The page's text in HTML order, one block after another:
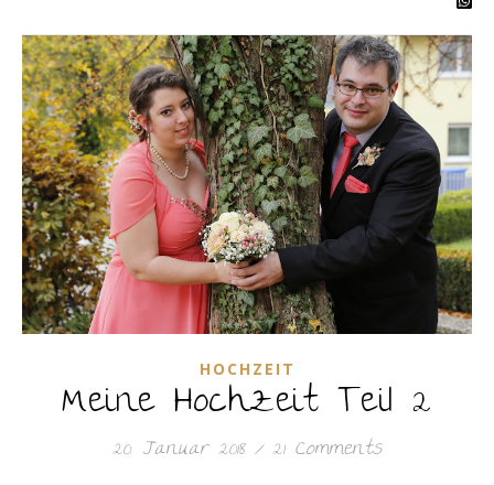
HOCHZEIT
Meine Hochzeit Teil 2
20. Januar 2018 / 21 Comments